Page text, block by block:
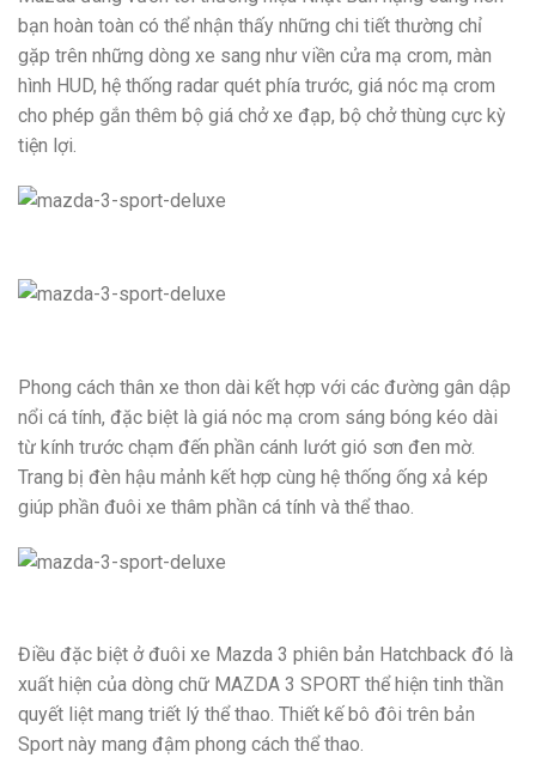
bạn hoàn toàn có thể nhận thấy những chi tiết thường chỉ
gặp trên những dòng xe sang như viền cửa mạ crom, màn
hình HUD, hệ thống radar quét phía trước, giá nóc mạ crom
cho phép gắn thêm bộ giá chở xe đạp, bộ chở thùng cực kỳ
tiện lợi.
Phong cách thân xe thon dài kết hợp với các đường gân dập
nổi cá tính, đặc biệt là giá nóc mạ crom sáng bóng kéo dài
từ kính trước chạm đến phần cánh lướt gió sơn đen mờ.
Trang bị đèn hậu mảnh kết hợp cùng hệ thống ống xả kép
giúp phần đuôi xe thâm phần cá tính và thể thao.
Điều đặc biệt ở đuôi xe Mazda 3 phiên bản Hatchback đó là
xuất hiện của dòng chữ MAZDA 3 SPORT thể hiện tinh thần
quyết liệt mang triết lý thể thao. Thiết kế bô đôi trên bản
Sport này mang đậm phong cách thể thao.